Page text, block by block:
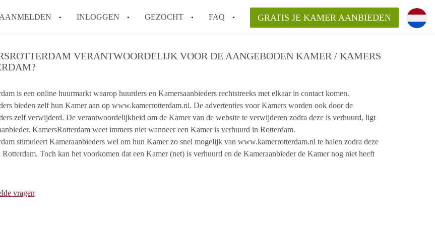
AANMELDEN INLOGGEN GEZOCHT FAQ
Moet ik mij inschrijven bij de gemeente als ik een kamer huur in
Wat kost een studentenkamer gemiddeld in Rotterdam?
In welke wijken van Rotterdam kan ik het beste wonen als student?
Hoe vind ik een kamer in Rotterdam?
Alle veelgestelde vragen
GRATIS JE KAMER AANBIEDEN
VERANTWOORDELIJK VOOR DE AANGEBODEN KAMER / KAMERS
is een online huurmarkt waarop huurders en Kamersaanbieders rechtstreeks met elkaar in contact komen.
bieden zelf hun Kamer aan op www.kamerrotterdam.nl. De advertenties voor Kamers worden ook door de
zelf verwijderd. De verantwoordelijkheid om de Kamer van de website te verwijderen zodra deze is verhuurd, ligt
KamersRotterdam weet immers niet wanneer een Kamer is verhuurd in Rotterdam.
stimuleert Kameraanbieders wel om hun Kamer zo snel mogelijk van www.kamerrotterdam.nl te halen zodra deze
Toch kan het voorkomen dat een Kamer (net) is verhuurd en de Kameraanbieder de Kamer nog niet heeft
vragen